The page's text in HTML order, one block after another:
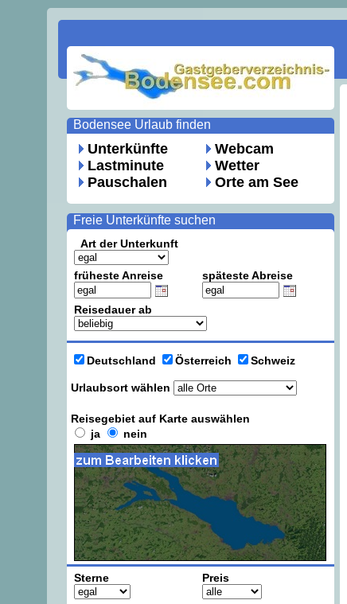
Unterkünfte
Lastminute
Pauschalen
Webcam
Wetter
Orte am See
Bodensee Urlaub finden
Art der Unterkunft
früheste Anreise späteste Abreise
Reisedauer ab
Urlaubsort wählen
Deutschland Österreich Schweiz
Reisegebiet auf Karte auswählen
ja
nein
Sterne Preis
Freie Unterkünfte suchen